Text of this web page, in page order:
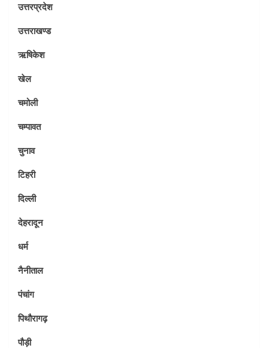
उत्तरप्रदेश
उत्तराखण्ड
ऋषिकेश
खेल
चमोली
चम्पावत
चुनाव
टिहरी
दिल्ली
देहरादून
धर्म
नैनीताल
पंचांग
पिथौरागढ़
पौड़ी